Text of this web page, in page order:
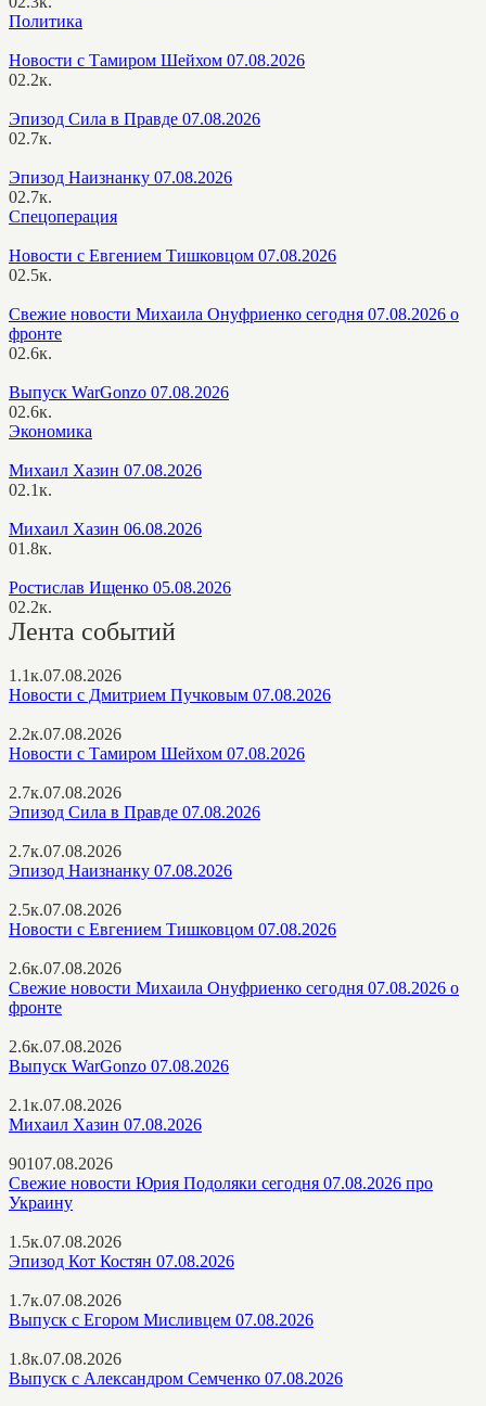
Политика
Новости с Тамиром Шейхом 07.08.2026
02.2к.
Эпизод Сила в Правде 07.08.2026
02.7к.
Эпизод Наизнанку 07.08.2026
02.7к.
Спецоперация
Новости с Евгением Тишковцом 07.08.2026
02.5к.
Свежие новости Михаила Онуфриенко сегодня 07.08.2026 о
фронте
02.6к.
Выпуск WarGonzo 07.08.2026
02.6к.
Экономика
Михаил Хазин 07.08.2026
02.1к.
Михаил Хазин 06.08.2026
01.8к.
Ростислав Ищенко 05.08.2026
02.2к.
Лента событий
1.1к.07.08.2026
Новости с Дмитрием Пучковым 07.08.2026
2.2к.07.08.2026
Новости с Тамиром Шейхом 07.08.2026
2.7к.07.08.2026
Эпизод Сила в Правде 07.08.2026
2.7к.07.08.2026
Эпизод Наизнанку 07.08.2026
2.5к.07.08.2026
Новости с Евгением Тишковцом 07.08.2026
2.6к.07.08.2026
Свежие новости Михаила Онуфриенко сегодня 07.08.2026 о
фронте
2.6к.07.08.2026
Выпуск WarGonzo 07.08.2026
2.1к.07.08.2026
Михаил Хазин 07.08.2026
90107.08.2026
Свежие новости Юрия Подоляки сегодня 07.08.2026 про
Украину
1.5к.07.08.2026
Эпизод Кот Костян 07.08.2026
1.7к.07.08.2026
Выпуск с Егором Мисливцем 07.08.2026
1.8к.07.08.2026
Выпуск с Александром Семченко 07.08.2026